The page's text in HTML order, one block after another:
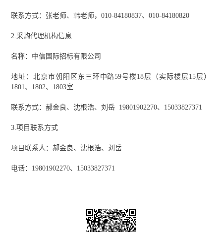
联系方式：张老师、韩老师，010-84180837、010-84180820
2.采购代理机构信息
名称：中信国际招标有限公司
地址：北京市朝阳区东三环中路59号楼18层（实际楼层15层）
1801、1802、1803室
联系方式：郝金良、沈根浩、刘岳 19801902270、15033827371
3.项目联系方式
项目联系人：郝金良、沈根浩、刘岳
电话： 19801902270、15033827371